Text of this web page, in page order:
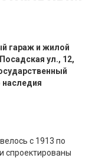
гараж и жилой
ул., 12,
наследия
с 1913 по
спроектированы